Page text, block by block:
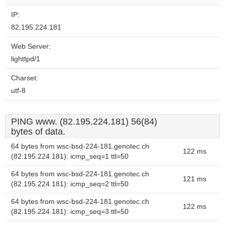
IP:
82.195.224.181
Web Server:
lighttpd/1
Charset:
utf-8
PING www. (82.195.224.181) 56(84)
bytes of data.
64 bytes from wsc-bsd-224-181.genotec.ch
(82.195.224.181): icmp_seq=1 ttl=50
122 ms
64 bytes from wsc-bsd-224-181.genotec.ch
(82.195.224.181): icmp_seq=2 ttl=50
121 ms
64 bytes from wsc-bsd-224-181.genotec.ch
(82.195.224.181): icmp_seq=3 ttl=50
122 ms